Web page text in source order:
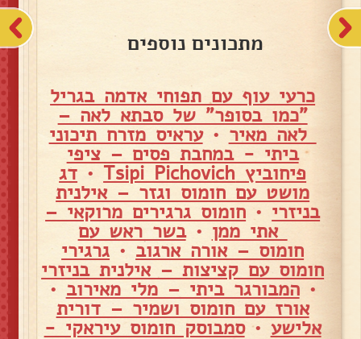
מתכונים נוספים
כרעי עוף עם תפוחי אדמה בגריל
"כמו בסופר" של סבתא לאה –
לאה מאיר •עראיס מזרח תיכוני
ביתי - במחבת פסים – ציפי
פיחוביץ Tsipi Pichovich • דג
מושט עם חומוס וגזר – אילנית
בניזרי • חומוס גרגירים מרוקאי –
אתי ממן •בשר ראש עם
חומוס – אורה ארגוב • גרגירי
חומוס עם קציצות – אילנית בניזרי
•המבורגר ביתי – מלי מאירוב •
אורז עם חומוס ושמיר – דורית
אלישע •סמבוסק חומוס עיראקי -